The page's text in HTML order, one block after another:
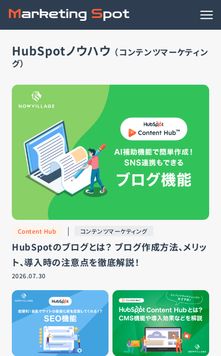
HubSpotノウハウ （コンテンツマーケティン
グ）
Content Hub コンテンツマーケティング
HubSpotのブログとは？ ブログ作成方法、メリッ
ト、導入時の注意点を徹底解説！
2026.07.30
HubSpotノウハウ
動画で学ぶ
資料ダウンロード
HubSpotの導入支援
HubSpotの活用支援
お知らせ
お問い合わせ
運営会社
プライバシーポリシー
サイトマップ